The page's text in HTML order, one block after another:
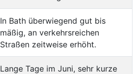
In Bath überwiegend gut bis
mäßig, an verkehrsreichen
Straßen zeitweise erhöht.
Lange Tage im Juni, sehr kurze